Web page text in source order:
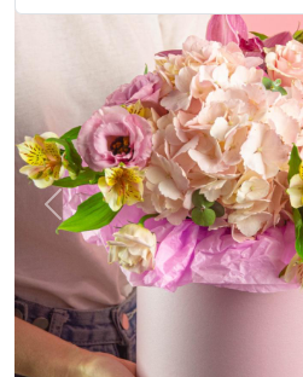
Назад